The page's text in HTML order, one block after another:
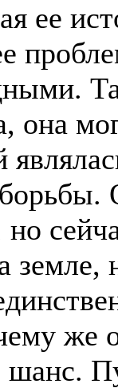
ее
она
но
земле,
же